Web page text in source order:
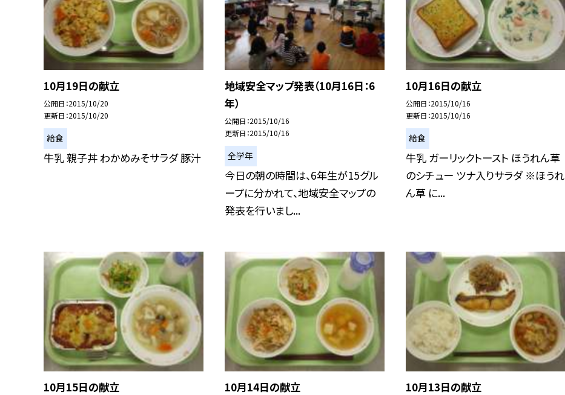
10月19日の献立
公開日 2015/10/20
更新日 2015/10/20
給食
牛乳 親子丼 わかめみそサラダ 豚汁
地域安全マップ発表（10月16日：6
年）
公開日 2015/10/16
更新日 2015/10/16
全学年
今日の朝の時間は、6年生が15グル
ープに分かれて、地域安全マップの
発表を行いまし...
10月16日の献立
公開日 2015/10/16
更新日 2015/10/16
給食
牛乳 ガーリックトースト ほうれん草
のシチュー ツナ入りサラダ ※ほうれ
ん草 に...
10月15日の献立 10月14日の献立 10月13日の献立